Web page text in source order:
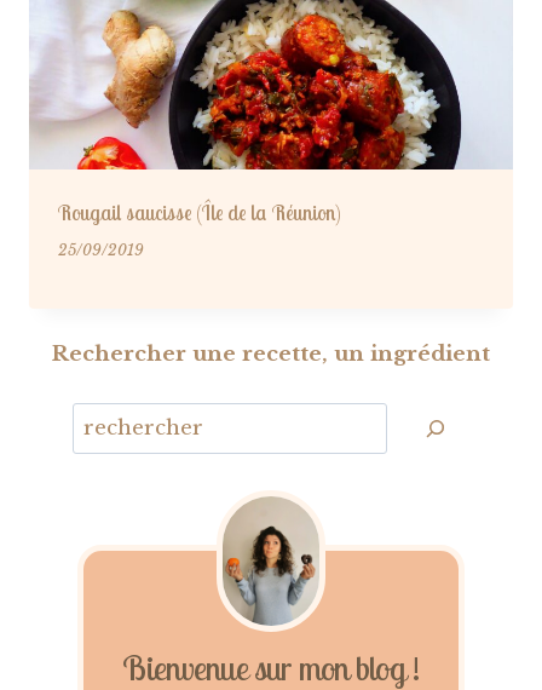
Rougail saucisse (Île de la Réunion)
25/09/2019
Rechercher une recette, un ingrédient
Bienvenue sur mon blog !